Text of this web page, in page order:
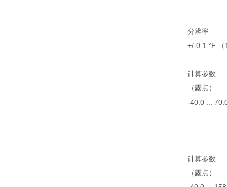
分辨率
+/-0.1 °F
计算参数
（露点）
-40.0 ...
计算参数
（露点）